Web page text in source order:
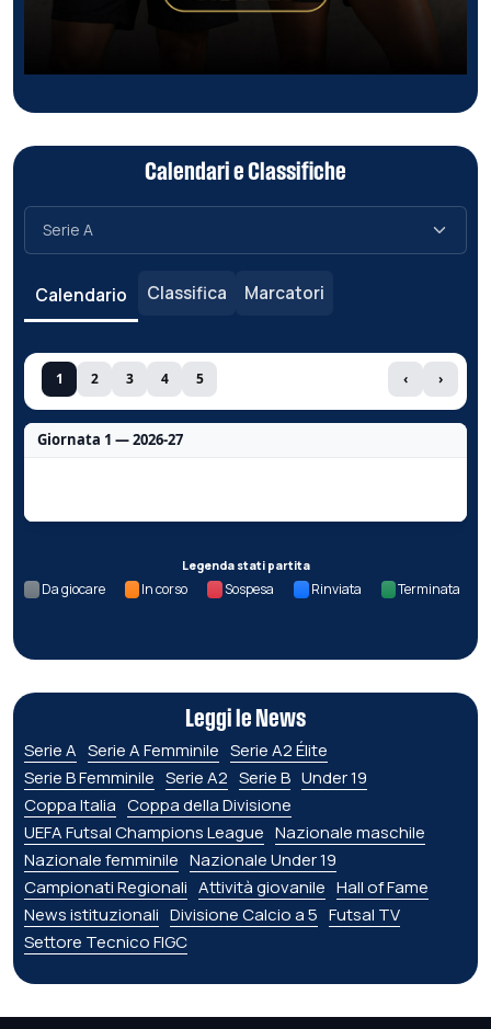
Calendari e Classifiche
Calendario Classifica Marcatori
1 2 3 4 5 ‹ ›
Giornata 1 — 2026-27
Legenda stati partita
Da giocare In corso Sospesa Rinviata Terminata
Leggi le News
Serie A Serie A Femminile Serie A2 Élite
Serie B Femminile Serie A2 Serie B Under 19
Coppa Italia Coppa della Divisione
UEFA Futsal Champions League Nazionale maschile
Nazionale femminile Nazionale Under 19
Campionati Regionali Attività giovanile Hall of Fame
News istituzionali Divisione Calcio a 5 Futsal TV
Settore Tecnico FIGC